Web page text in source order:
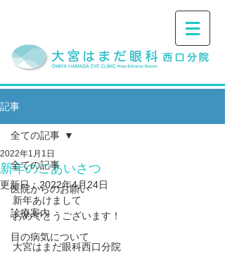
記事
全ての記事
医院からのお願い
診療案内
目の病気について
全ての記事
新年のごあいさつ
2022年1月1日
更新日：2022年4月24日
新年あけまして
おめでとうございます！
大宮はまだ眼科西口分院